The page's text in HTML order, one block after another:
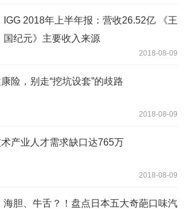
IGG 2018年上半年报：营收26.52亿 《王
国纪元》主要收入来源
2018-08-09
险，别走“挖坑设套”的歧路
2018-08-09
产业人才需求缺口达765万
2018-08-09
海胆、牛舌？！盘点日本五大奇葩口味汽